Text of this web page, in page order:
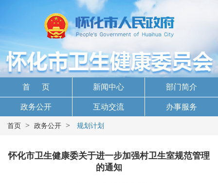
首 页 新闻中心 部门简介
政务公开 互动交流 办事服务
首页 > 政务公开 > 规划计划
怀化市卫生健康委关于进一步加强村卫生室规范管理
的通知